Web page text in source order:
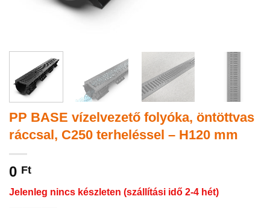
PP BASE vízelvezető folyóka, öntöttvas
ráccsal, C250 terheléssel – H120 mm
0 Ft
Jelenleg nincs készleten (szállítási idő 2-4 hét)